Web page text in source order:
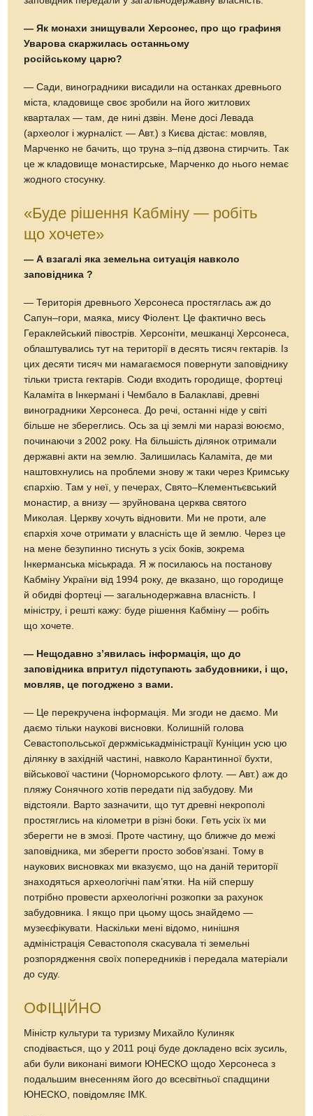
— Як монахи знищували Херсонес, про що графиня
Уварова скаржилась останньому
російському царю?
— Сади, виноградники висадили на останках древнього
міста, кладовище своє зробили на його житлових
кварталах — там, де нині дзвін. Мене досі Левада
(археолог і журналіст. — Авт.) з Києва дістає: мовляв,
Марченко не бачить, що труна з–під дзвона стирчить. Так
це ж кладовище монастирське, Марченко до нього немає
жодного стосунку.
«Буде рішення Кабміну — робіть
що хочете»
— А взагалі яка земельна ситуація навколо
заповідника ?
— Територія древнього Херсонеса простяглась аж до
Сапун–гори, маяка, мису Фіолент. Це фактично весь
Гераклейський півострів. Херсоніти, мешканці Херсонеса,
облаштувались тут на території в десять тисяч гектарів. Із
цих десяти тисяч ми намагаємося повернути заповіднику
тільки триста гектарів. Сюди входить городище, фортеці
Каламіта в Інкермані і Чембало в Балаклаві, древні
виноградники Херсонеса. До речі, останні ніде у світі
більше не збереглись. Ось за ці землі ми наразі воюємо,
починаючи з 2002 року. На більшість ділянок отримали
державні акти на землю. Залишилась Каламіта, де ми
наштовхнулись на проблеми знову ж таки через Кримську
єпархію. Там у неї, у печерах, Свято–Клементьєвський
монастир, а внизу — зруйнована церква святого
Миколая. Церкву хочуть відновити. Ми не проти, але
єпархія хоче отримати у власність ще й землю. Через це
на мене безупинно тиснуть з усіх боків, зокрема
Інкерманська міськрада. Я ж посилаюсь на постанову
Кабміну України від 1994 року, де вказано, що городище
й обидві фортеці — загальнодержавна власність. І
міністру, і решті кажу: буде рішення Кабміну — робіть
що хочете.
— Нещодавно з’явилась інформація, що до
заповідника впритул підступають забудовники, і що,
мовляв, це погоджено з вами.
— Це перекручена інформація. Ми згоди не даємо. Ми
даємо тільки наукові висновки. Колишній голова
Севастопольської держміськадміністрації Куніцин усю цю
ділянку в західній частині, навколо Карантинної бухти,
військової частини (Чорноморського флоту. — Авт.) аж до
пляжу Сонячного хотів передати під забудову. Ми
відстояли. Варто зазначити, що тут древні некрополі
простяглись на кілометри в різні боки. Геть усіх їх ми
зберегти не в змозі. Проте частину, що ближче до межі
заповідника, ми зберегти просто зобов’язані. Тому в
наукових висновках ми вказуємо, що на даній території
знаходяться археологічні пам’ятки. На ній спершу
потрібно провести археологічні розкопки за рахунок
забудовника. І якщо при цьому щось знайдемо —
музеєфікувати. Наскільки мені відомо, нинішня
адміністрація Севастополя скасувала ті земельні
розпорядження своїх попередників і передала матеріали
до суду.
ОФІЦІЙНО
Міністр культури та туризму Михайло Кулиняк
сподівається, що у 2011 році буде докладено всіх зусиль,
аби були виконані вимоги ЮНЕСКО щодо Херсонеса з
подальшим внесенням його до всесвітньої спадщини
ЮНЕСКО, повідомляє ІМК.